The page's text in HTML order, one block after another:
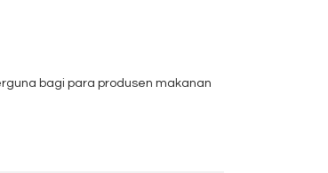
bagi para produsen makanan